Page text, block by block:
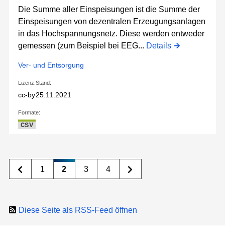
Die Summe aller Einspeisungen ist die Summe der
Einspeisungen von dezentralen Erzeugungsanlagen
in das Hochspannungsnetz. Diese werden entweder
gemessen (zum Beispiel bei EEG... Details
Ver- und Entsorgung
Lizenz:
cc-by
Stand:
25.11.2021
Formate:
CSV
1 2 3 4
Diese Seite als RSS-Feed öffnen